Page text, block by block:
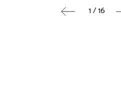
1 / 16